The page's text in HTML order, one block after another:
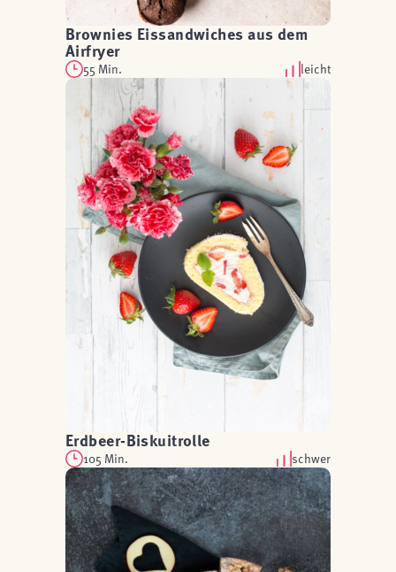
Brownies Eissandwiches aus dem
Airfryer
55 Min. leicht
Erdbeer-Biskuitrolle
105 Min. schwer